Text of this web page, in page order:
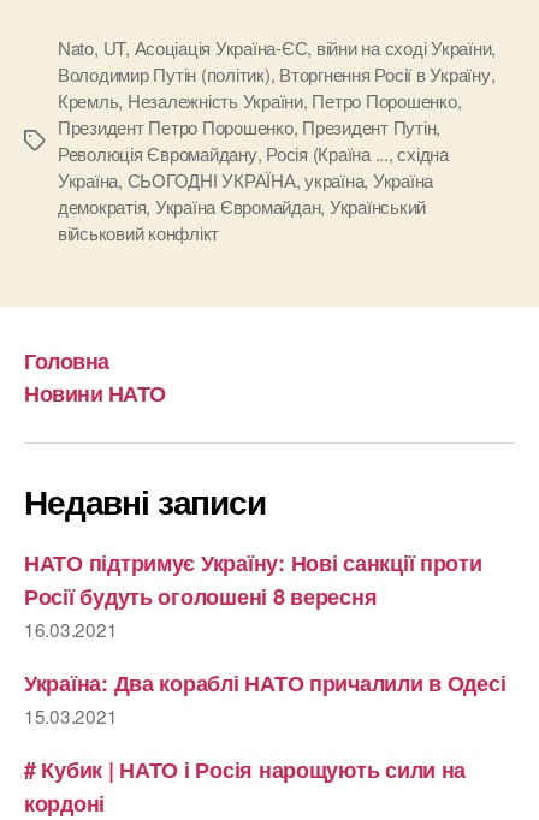
Позначки
Nato, UT, Асоціація Україна-ЄС, війни на сході України,
Володимир Путін (політик), Вторгнення Росії в Україну,
Кремль, Незалежність України, Петро Порошенко,
Президент Петро Порошенко, Президент Путін,
Революція Євромайдану, Росія (Країна ...,східна
Україна, СЬОГОДНІ УКРАЇНА,україна, Україна
демократія, Україна Євромайдан, Український
військовий конфлікт
Головна
Новини НАТО
Недавні записи
НАТО підтримує Україну: Нові санкції проти
Росії будуть оголошені 8 вересня
16.03.2021
Україна: Два кораблі НАТО причалили в Одесі
15.03.2021
# Кубик | НАТО і Росія нарощують сили на
кордоні